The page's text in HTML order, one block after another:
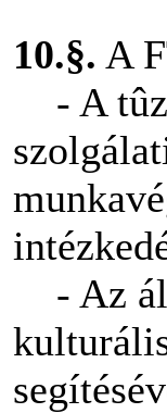
10.§. A
- A
- Az